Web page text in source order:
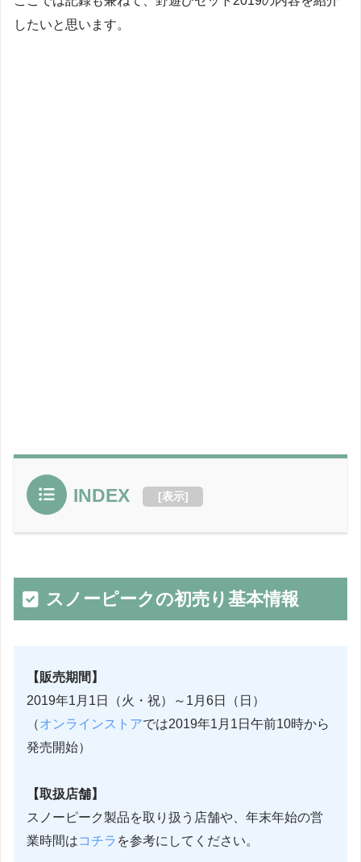
したいと思います。
INDEX [表示]
スノーピークの初売り基本情報
【販売期間】
2019年1月1日（火・祝）～1月6日（日）
（オンラインストアでは2019年1月1日午前10時から
発売開始）
【取扱店舗】
スノーピーク製品を取り扱う店舗や、年末年始の営
業時間はコチラ を参考にしてください。